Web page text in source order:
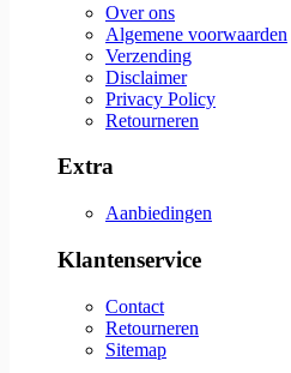
Over ons
Algemene voorwaarden
Verzending
Disclaimer
Privacy Policy
Retourneren
Extra
Aanbiedingen
Klantenservice
Contact
Retourneren
Sitemap